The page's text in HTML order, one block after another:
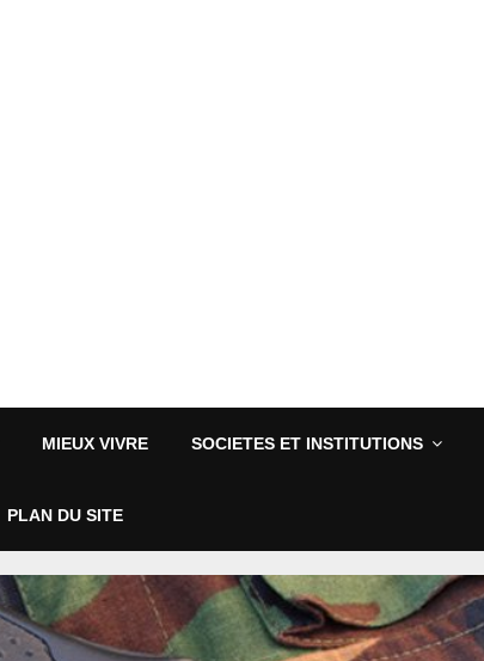
MIEUX VIVRE SOCIETES ET INSTITUTIONS
PLAN DU SITE